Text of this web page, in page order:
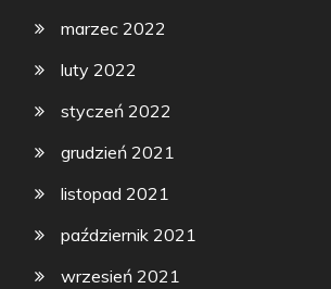
marzec 2022
luty 2022
styczeń 2022
grudzień 2021
listopad 2021
październik 2021
wrzesień 2021